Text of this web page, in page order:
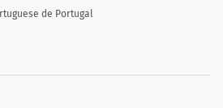
de Portugal